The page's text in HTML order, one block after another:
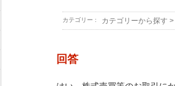
カテゴリー : カテゴリーから探す >
回答